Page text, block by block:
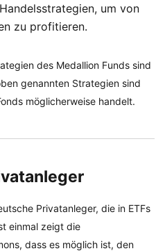
um von
zu profitieren.
des Medallion Funds sind
genannten Strategien sind
möglicherweise handelt.
Privatanleger, die in ETFs
einmal zeigt die
dass es möglich ist, den